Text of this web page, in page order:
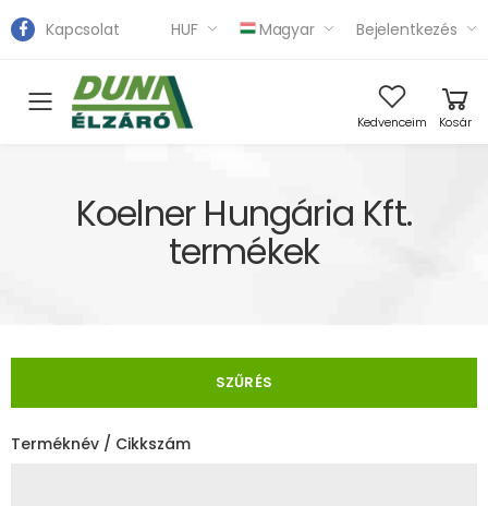
Kapcsolat HUF Magyar Bejelentkezés
Toggle mobile menu Kedvenceim Kosár
Koelner Hungária Kft.
termékek
SZŰRÉS
Terméknév / Cikkszám